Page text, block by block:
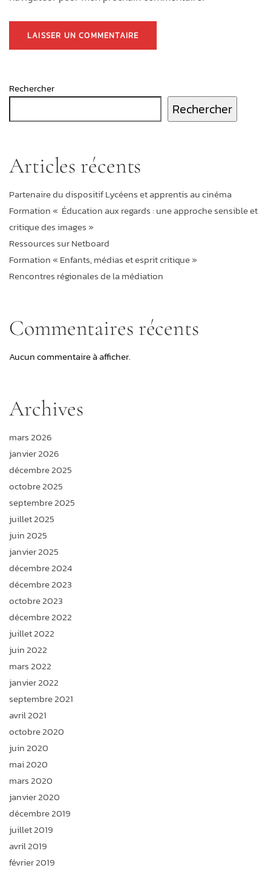
Rechercher
Rechercher
Articles récents
Partenaire du dispositif Lycéens et apprentis au cinéma
Formation « Éducation aux regards : une approche sensible et
critique des images »
Ressources sur Netboard
Formation « Enfants, médias et esprit critique »
Rencontres régionales de la médiation
Commentaires récents
Aucun commentaire à afficher.
Archives
mars 2026
janvier 2026
décembre 2025
octobre 2025
septembre 2025
juillet 2025
juin 2025
janvier 2025
décembre 2024
décembre 2023
octobre 2023
décembre 2022
juillet 2022
juin 2022
mars 2022
janvier 2022
septembre 2021
avril 2021
octobre 2020
juin 2020
mai 2020
mars 2020
janvier 2020
décembre 2019
juillet 2019
avril 2019
février 2019